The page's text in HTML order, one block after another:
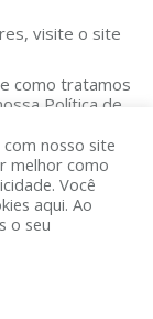
visite o site
como tratamos
Política de
e ao SECOVI -
– CNPJ
por AgênciaM
nosso site
melhor como
Você
aqui. Ao
o seu